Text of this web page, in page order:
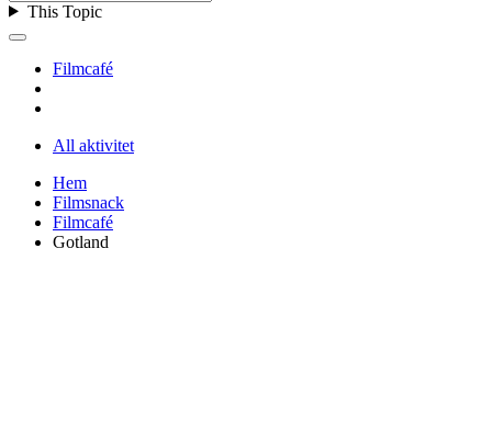
This Topic
Filmcafé
All aktivitet
Hem
Filmsnack
Filmcafé
Gotland